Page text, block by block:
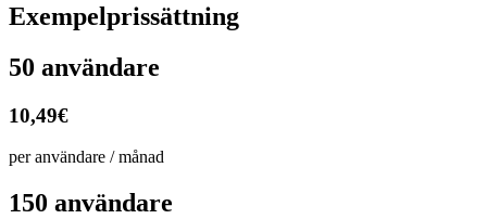
Exempelprissättning
50 användare
10,49€
per användare / månad
150 användare